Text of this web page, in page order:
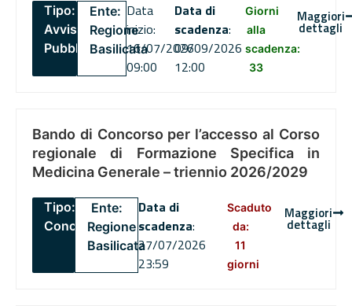
Tipo:
Avviso
Pubblico
Ente:
Regione
Basilicata
Data
inizio:
16/07/2026
09:00
Data di
scadenza:
09/09/2026
12:00
Giorni
alla
scadenza:
33
Maggiori
dettagli
Bando di Concorso per l’accesso al Corso
regionale di Formazione Specifica in
Medicina Generale – triennio 2026/2029
Tipo:
Concorsi
Ente:
Regione
Basilicata
Data di
scadenza:
27/07/2026
23:59
Scaduto
da:
11
giorni
Maggiori
dettagli